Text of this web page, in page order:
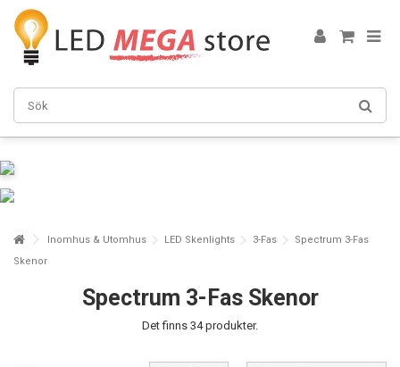
Inomhus & Utomhus LED Skenlights 3-Fas
Spectrum 3-Fas
Skenor
Spectrum 3-Fas Skenor
Det finns 34 produkter.